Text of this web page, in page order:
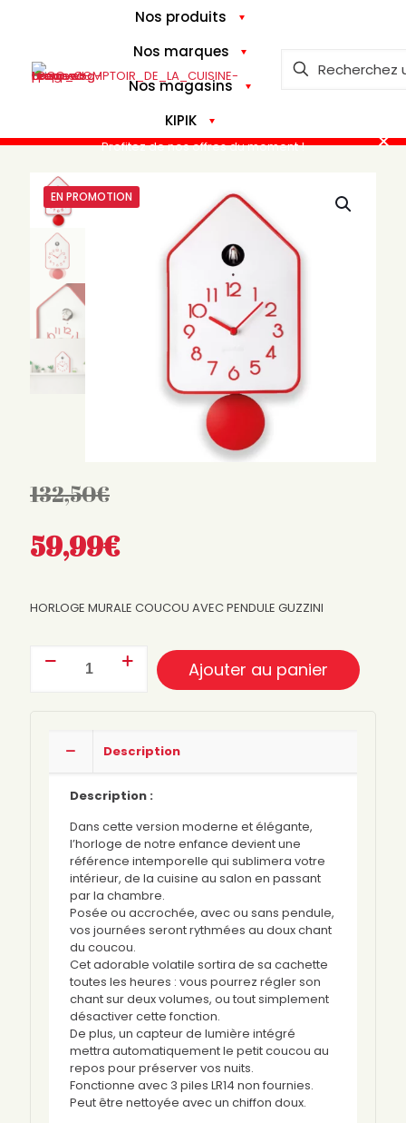
Nos produits
Nos marques
Nos magasins
KIPIK
Profitez de nos offres du moment ! ✕
EN PROMOTION
132,50€
59,99€
Quantité
HORLOGE MURALE COUCOU AVEC PENDULE GUZZINI
Ajouter au panier
Description
Description :
Dans cette version moderne et élégante,
l’horloge de notre enfance devient une
référence intemporelle qui sublimera votre
intérieur, de la cuisine au salon en passant
par la chambre.
Posée ou accrochée, avec ou sans pendule,
vos journées seront rythmées au doux chant
du coucou.
Cet adorable volatile sortira de sa cachette
toutes les heures : vous pourrez régler son
chant sur deux volumes, ou tout simplement
désactiver cette fonction.
De plus, un capteur de lumière intégré
mettra automatiquement le petit coucou au
repos pour préserver vos nuits.
Fonctionne avec 3 piles LR14 non fournies.
Peut être nettoyée avec un chiffon doux.